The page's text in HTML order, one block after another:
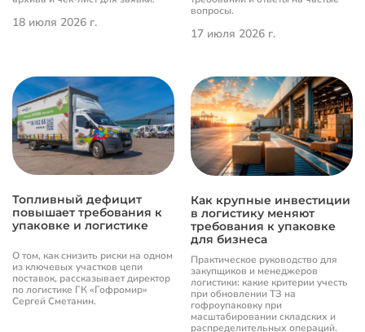
18 июля 2026 г.
вопросы.
17 июля 2026 г.
Топливный дефицит
повышает требования к
упаковке и логистике
О том, как снизить риски на одном
из ключевых участков цепи
поставок, рассказывает директор
по логистике ГК «Гофромир»
Сергей Сметанин.
Как крупные инвестиции
в логистику меняют
требования к упаковке
для бизнеса
Практическое руководство для
закупщиков и менеджеров
логистики: какие критерии учесть
при обновлении ТЗ на
гофроупаковку при
масштабировании складских и
распределительных операций.